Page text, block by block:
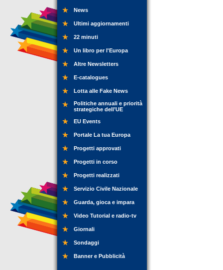
News
Ultimi aggiornamenti
22 minuti
Un libro per l'Europa
Altre Newsletters
E-catalogues
Lotta alle Fake News
Politiche annuali e priorità
strategiche dell’UE
EU Events
Portale La tua Europa
Progetti approvati
Progetti in corso
Progetti realizzati
Servizio Civile Nazionale
Guarda, gioca e impara
Video Tutorial e radio-tv
Giornali
Sondaggi
Banner e Pubblicità